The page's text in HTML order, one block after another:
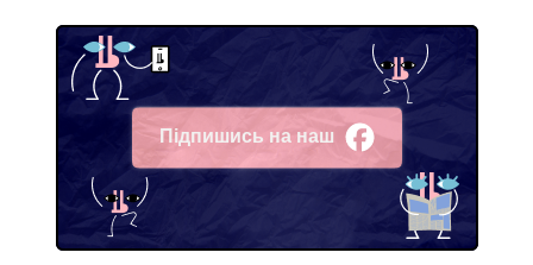
Підпишись на наш
Facebook